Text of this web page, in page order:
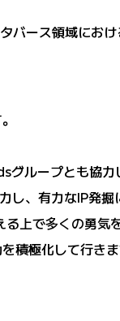
バース領域にお
ループとも協力
、有力なIP発掘
上で多くの勇気
積極化して行きま